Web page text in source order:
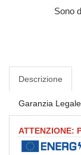
Sono
Descrizione
Garanzia
ATTENZIONE: